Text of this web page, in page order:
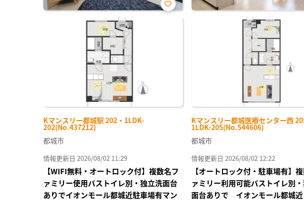
Kマンスリー都城駅 202・1LDK-
202(No.437212)
お気
都城市
情報更新日 2026/08/02 11:29
【WIFI無料・オートロック付】複数名フ
ァミリー使用バストイレ別・独立洗面台
ありでイオンモール都城近駐車場有マン
Kマンスリー都城医療センター西
1LDK-205(No.544606)
都城市
情報更新日 2026/08/02 12:22
【オートロック付・駐車場有】
ァミリー利用可能バストイレ別
面台ありで イオンモール都城